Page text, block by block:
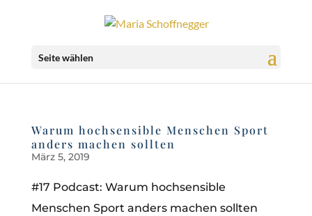
Seite wählen
Warum hochsensible Menschen Sport
anders machen sollten
März 5, 2019
#17 Podcast: Warum hochsensible
Menschen Sport anders machen sollten